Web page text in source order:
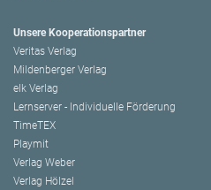
Unsere Kooperationspartner
Veritas Verlag
Mildenberger Verlag
elk Verlag
Lernserver - Individuelle Förderung
TimeTEX
Playmit
Verlag Weber
Verlag Hölzel